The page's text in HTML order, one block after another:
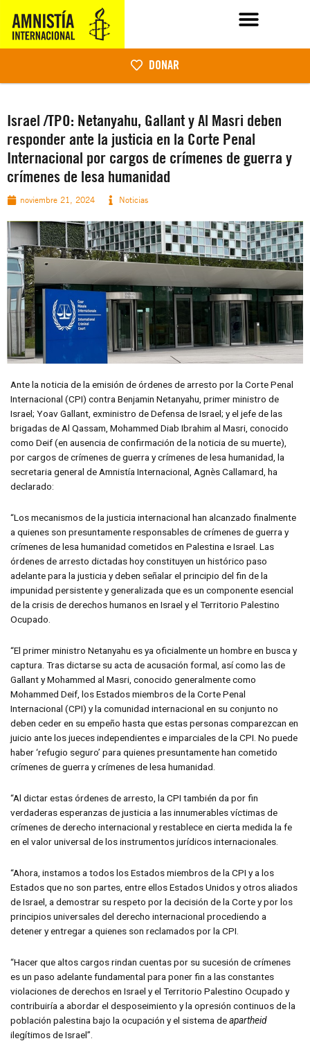
DONAR
Israel /TPO: Netanyahu, Gallant y Al Masri deben
responder ante la justicia en la Corte Penal
Internacional por cargos de crímenes de guerra y
crímenes de lesa humanidad
noviembre 21, 2024 Noticias
Ante la noticia de la emisión de órdenes de arresto por la Corte Penal
Internacional (CPI) contra Benjamin Netanyahu, primer ministro de
Israel; Yoav Gallant, exministro de Defensa de Israel; y el jefe de las
brigadas de Al Qassam, Mohammed Diab Ibrahim al Masri, conocido
como Deif (en ausencia de confirmación de la noticia de su muerte),
por cargos de crímenes de guerra y crímenes de lesa humanidad, la
secretaria general de Amnistía Internacional, Agnès Callamard, ha
declarado:
“Los mecanismos de la justicia internacional han alcanzado finalmente
a quienes son presuntamente responsables de crímenes de guerra y
crímenes de lesa humanidad cometidos en Palestina e Israel. Las
órdenes de arresto dictadas hoy constituyen un histórico paso
adelante para la justicia y deben señalar el principio del fin de la
impunidad persistente y generalizada que es un componente esencial
de la crisis de derechos humanos en Israel y el Territorio Palestino
Ocupado.
“El primer ministro Netanyahu es ya oficialmente un hombre en busca y
captura. Tras dictarse su acta de acusación formal, así como las de
Gallant y Mohammed al Masri, conocido generalmente como
Mohammed Deif, los Estados miembros de la Corte Penal
Internacional (CPI) y la comunidad internacional en su conjunto no
deben ceder en su empeño hasta que estas personas comparezcan en
juicio ante los jueces independientes e imparciales de la CPI. No puede
haber ‘refugio seguro’ para quienes presuntamente han cometido
crímenes de guerra y crímenes de lesa humanidad.
“Al dictar estas órdenes de arresto, la CPI también da por fin
verdaderas esperanzas de justicia a las innumerables víctimas de
crímenes de derecho internacional y restablece en cierta medida la fe
en el valor universal de los instrumentos jurídicos internacionales.
“Ahora, instamos a todos los Estados miembros de la CPI y a los
Estados que no son partes, entre ellos Estados Unidos y otros aliados
de Israel, a demostrar su respeto por la decisión de la Corte y por los
principios universales del derecho internacional procediendo a
detener y entregar a quienes son reclamados por la CPI.
“Hacer que altos cargos rindan cuentas por su sucesión de crímenes
es un paso adelante fundamental para poner fin a las constantes
violaciones de derechos en Israel y el Territorio Palestino Ocupado y
contribuiría a abordar el desposeimiento y la opresión continuos de la
población palestina bajo la ocupación y el sistema deapartheid
ilegítimos de Israel”.